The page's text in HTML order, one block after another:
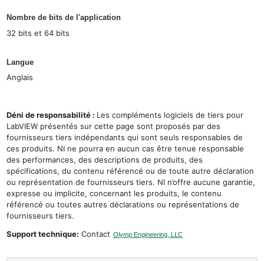
Nombre de bits de l'application
32 bits et 64 bits
Langue
Anglais
Déni de responsabilité : Les compléments logiciels de tiers pour
LabVIEW présentés sur cette page sont proposés par des
fournisseurs tiers indépendants qui sont seuls responsables de
ces produits. NI ne pourra en aucun cas être tenue responsable
des performances, des descriptions de produits, des
spécifications, du contenu référencé ou de toute autre déclaration
ou représentation de fournisseurs tiers. NI n’offre aucune garantie,
expresse ou implicite, concernant les produits, le contenu
référencé ou toutes autres déclarations ou représentations de
fournisseurs tiers.
Support technique: Contact Olymp Engineering, LLC